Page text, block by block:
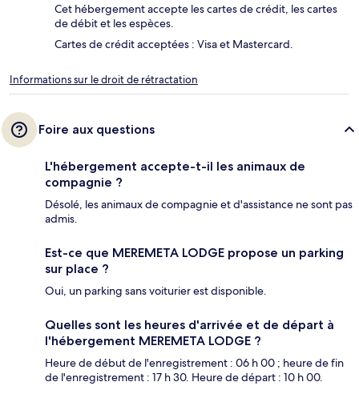
Cet hébergement accepte les cartes de crédit, les cartes
de débit et les espèces.
Cartes de crédit acceptées : Visa et Mastercard.
Informations sur le droit de rétractation
Foire aux questions
L'hébergement accepte-t-il les animaux de
compagnie ?
Désolé, les animaux de compagnie et d'assistance ne sont pas
admis.
Est-ce que MEREMETA LODGE propose un parking
sur place ?
Oui, un parking sans voiturier est disponible.
Quelles sont les heures d'arrivée et de départ à
l'hébergement MEREMETA LODGE ?
Heure de début de l'enregistrement : 06 h 00 ; heure de fin
de l'enregistrement : 17 h 30. Heure de départ : 10 h 00.